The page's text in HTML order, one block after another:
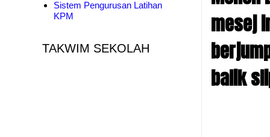
mesej
balik
Sistem Pengurusan Latihan
KPM
TAKWIM SEKOLAH